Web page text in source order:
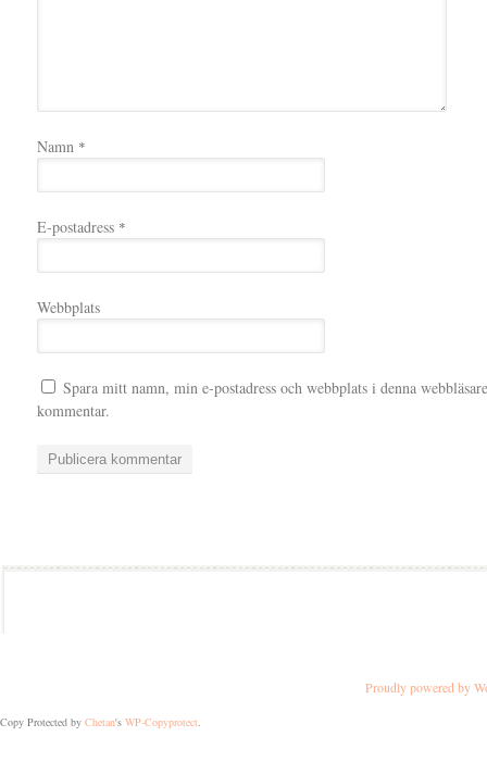
Namn *
E-postadress *
Webbplats
Spara mitt namn, min e-postadress och webbplats i denna
kommentar.
Proudly powered by
Copy Protected by Chetan's WP-Copyprotect